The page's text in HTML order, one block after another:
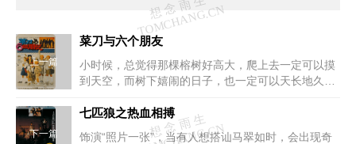
上一篇
菜刀与六个朋友
小时候，总觉得那棵榕树好高大，爬上去一定可以摸
到天空，而树下嬉闹的日子，也一定可以天长地久。
下一篇
七匹狼之热血相搏
饰演“照片一张”，当有人想搭讪马翠如时，会出现奇